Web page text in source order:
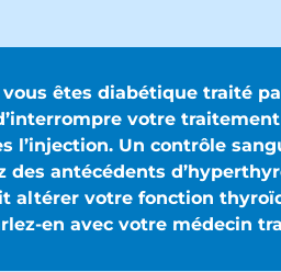
vous êtes diabétique traité
votre
l’injection. Un contrôle
des antécédents
altérer votre fonction
en avec votre médecin